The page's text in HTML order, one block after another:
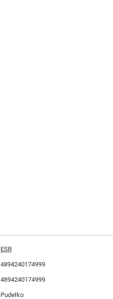
ESR
4894240174999
4894240174999
Pudełko